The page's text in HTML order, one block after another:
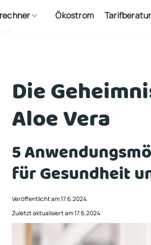
Ökostrom
Die
Aloe Vera
5
für Gesundheit
Veröffentlicht am 17.6.2024
Zuletzt aktualisiert am 17.6.2024